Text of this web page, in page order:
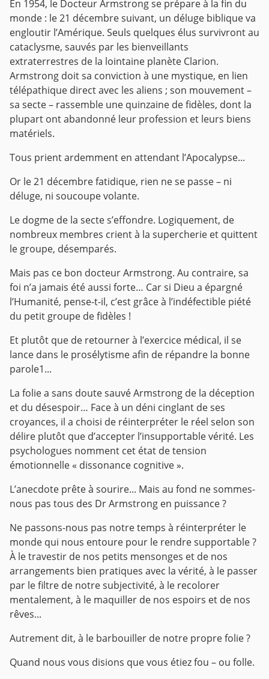
En 1954, le Docteur Armstrong se prépare à la fin du
monde : le 21 décembre suivant, un déluge biblique va
engloutir l’Amérique. Seuls quelques élus survivront au
cataclysme, sauvés par les bienveillants
extraterrestres de la lointaine planète Clarion.
Armstrong doit sa conviction à une mystique, en lien
télépathique direct avec les aliens ; son mouvement –
sa secte – rassemble une quinzaine de fidèles, dont la
plupart ont abandonné leur profession et leurs biens
matériels.
Tous prient ardemment en attendant l’Apocalypse...
Or le 21 décembre fatidique, rien ne se passe – ni
déluge, ni soucoupe volante.
Le dogme de la secte s’effondre. Logiquement, de
nombreux membres crient à la supercherie et quittent
le groupe, désemparés.
Mais pas ce bon docteur Armstrong. Au contraire, sa
foi n’a jamais été aussi forte… Car si Dieu a épargné
l’Humanité, pense-t-il, c’est grâce à l’indéfectible piété
du petit groupe de fidèles !
Et plutôt que de retourner à l’exercice médical, il se
lance dans le prosélytisme afin de répandre la bonne
parole1...
La folie a sans doute sauvé Armstrong de la déception
et du désespoir… Face à un déni cinglant de ses
croyances, il a choisi de réinterpréter le réel selon son
délire plutôt que d’accepter l’insupportable vérité. Les
psychologues nomment cet état de tension
émotionnelle « dissonance cognitive ».
L’anecdote prête à sourire... Mais au fond ne sommes-
nous pas tous des Dr Armstrong en puissance ?
Ne passons-nous pas notre temps à réinterpréter le
monde qui nous entoure pour le rendre supportable ?
À le travestir de nos petits mensonges et de nos
arrangements bien pratiques avec la vérité, à le passer
par le filtre de notre subjectivité, à le recolorer
mentalement, à le maquiller de nos espoirs et de nos
rêves...
Autrement dit, à le barbouiller de notre propre folie ?
Quand nous vous disions que vous étiez fou – ou folle.